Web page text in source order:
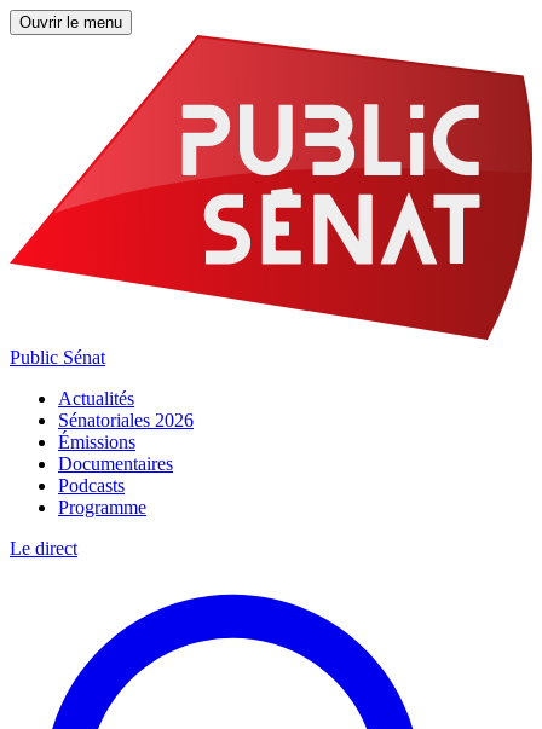
Ouvrir le menu
Public Sénat
Actualités
Sénatoriales 2026
Émissions
Documentaires
Podcasts
Programme
Le direct